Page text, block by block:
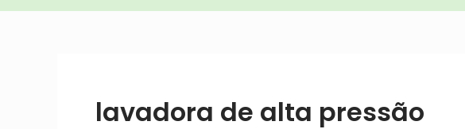
lavadora de alta pressão